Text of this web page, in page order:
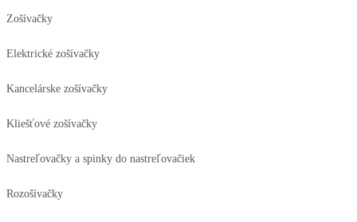
Zošívačky
Elektrické zošívačky
Kancelárske zošívačky
Kliešťové zošívačky
Nastreľovačky a spinky do nastreľovačiek
Rozošívačky